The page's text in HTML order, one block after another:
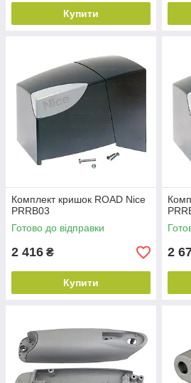
Купити
Комплект кришок ROAD Nice
PRRB03
Готово до відправки
2 416 ₴
Купити
2